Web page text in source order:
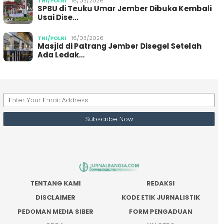
SPBU di Teuku Umar Jember Dibuka Kembali
Usai Dise…
TNI/POLRI 16/03/2026
Masjid di Patrang Jember Disegel Setelah
Ada Ledak…
TENTANG KAMI
REDAKSI
DISCLAIMER
KODE ETIK JURNALISTIK
PEDOMAN MEDIA SIBER
FORM PENGADUAN